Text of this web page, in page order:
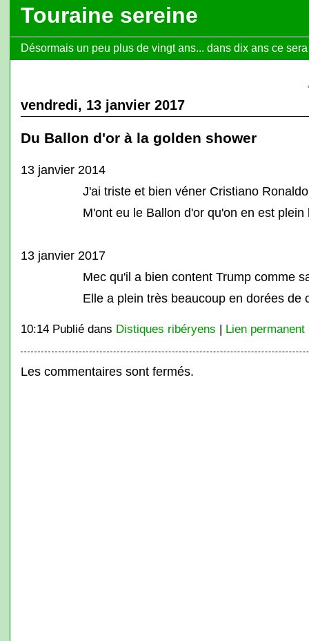
Touraine sereine
Désormais un peu plus de vingt ans... dans dix ans ce
vendredi, 13 janvier 2017
Du Ballon d'or à la golden shower
13 janvier 2014
J'ai triste et bien véner Cristiano Ronaldo
M'ont eu le Ballon d'or qu'on en est plein
13 janvier 2017
Mec qu'il a bien content Trump comme
Elle a plein très beaucoup en dorées de
10:14 Publié dans Distiques ribéryens | Lien permanent
Les commentaires sont fermés.